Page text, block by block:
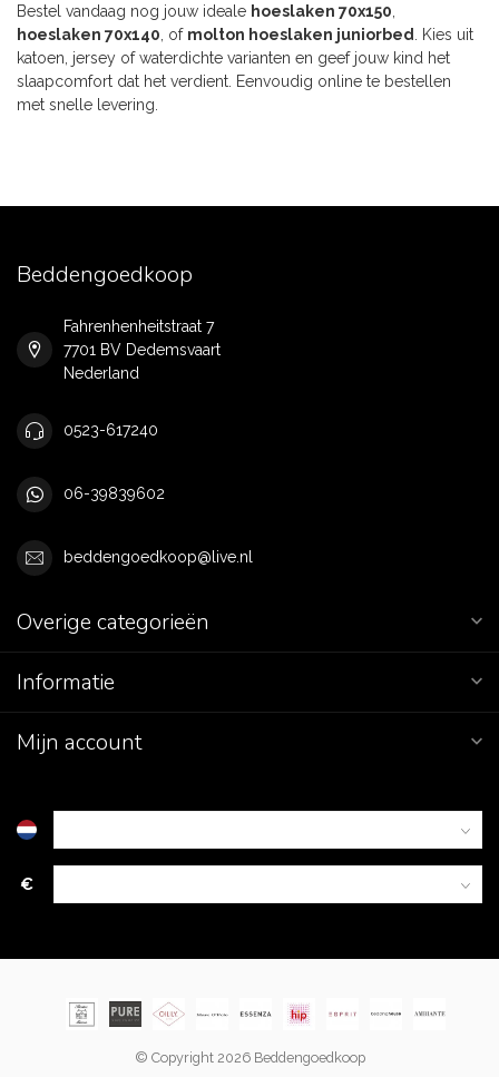
Bestel vandaag nog jouw ideale hoeslaken 70x150
hoeslaken 70x140 , of molton hoeslaken juniorbed
. Kies uit
katoen, jersey of waterdichte varianten en geef jouw kind het
slaapcomfort dat het verdient. Eenvoudig online te bestellen
met snelle levering.
Beddengoedkoop
Fahrenhenheitstraat 7
7701 BV Dedemsvaart
Nederland
0523-617240
06-39839602
beddengoedkoop@live.nl
Overige categorieën
Informatie
Mijn account
€
© Copyright 2026 Beddengoedkoop